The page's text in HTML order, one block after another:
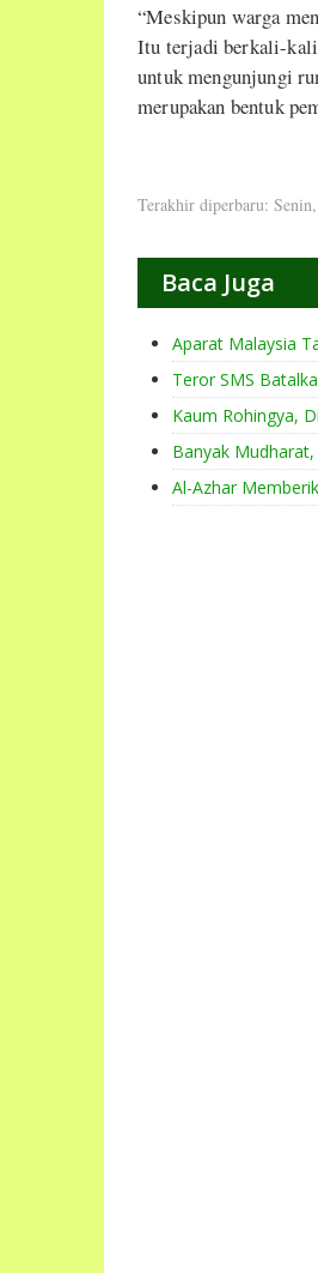
“Meskipun warga
Itu terjadi berkali-kali
untuk mengunjungi
merupakan bentuk
Terakhir diperbaru:
Baca Juga
Aparat Malaysia
Teror SMS
Kaum Rohingya,
Banyak
Al-Azhar